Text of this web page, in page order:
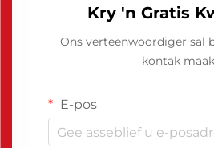
Kry 'n Gratis
Ons verteenwoordiger sal
kontak
E-pos